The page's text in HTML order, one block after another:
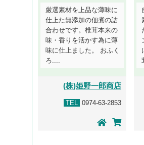
厳選素材を上品な薄味に
仕上た無添加の佃煮の詰
合わせです。椎茸本来の
味・香りを活かす為に薄
味に仕上ました。 おふく
ろ....
(株)姫野一郎商店
TEL 0974-63-2853